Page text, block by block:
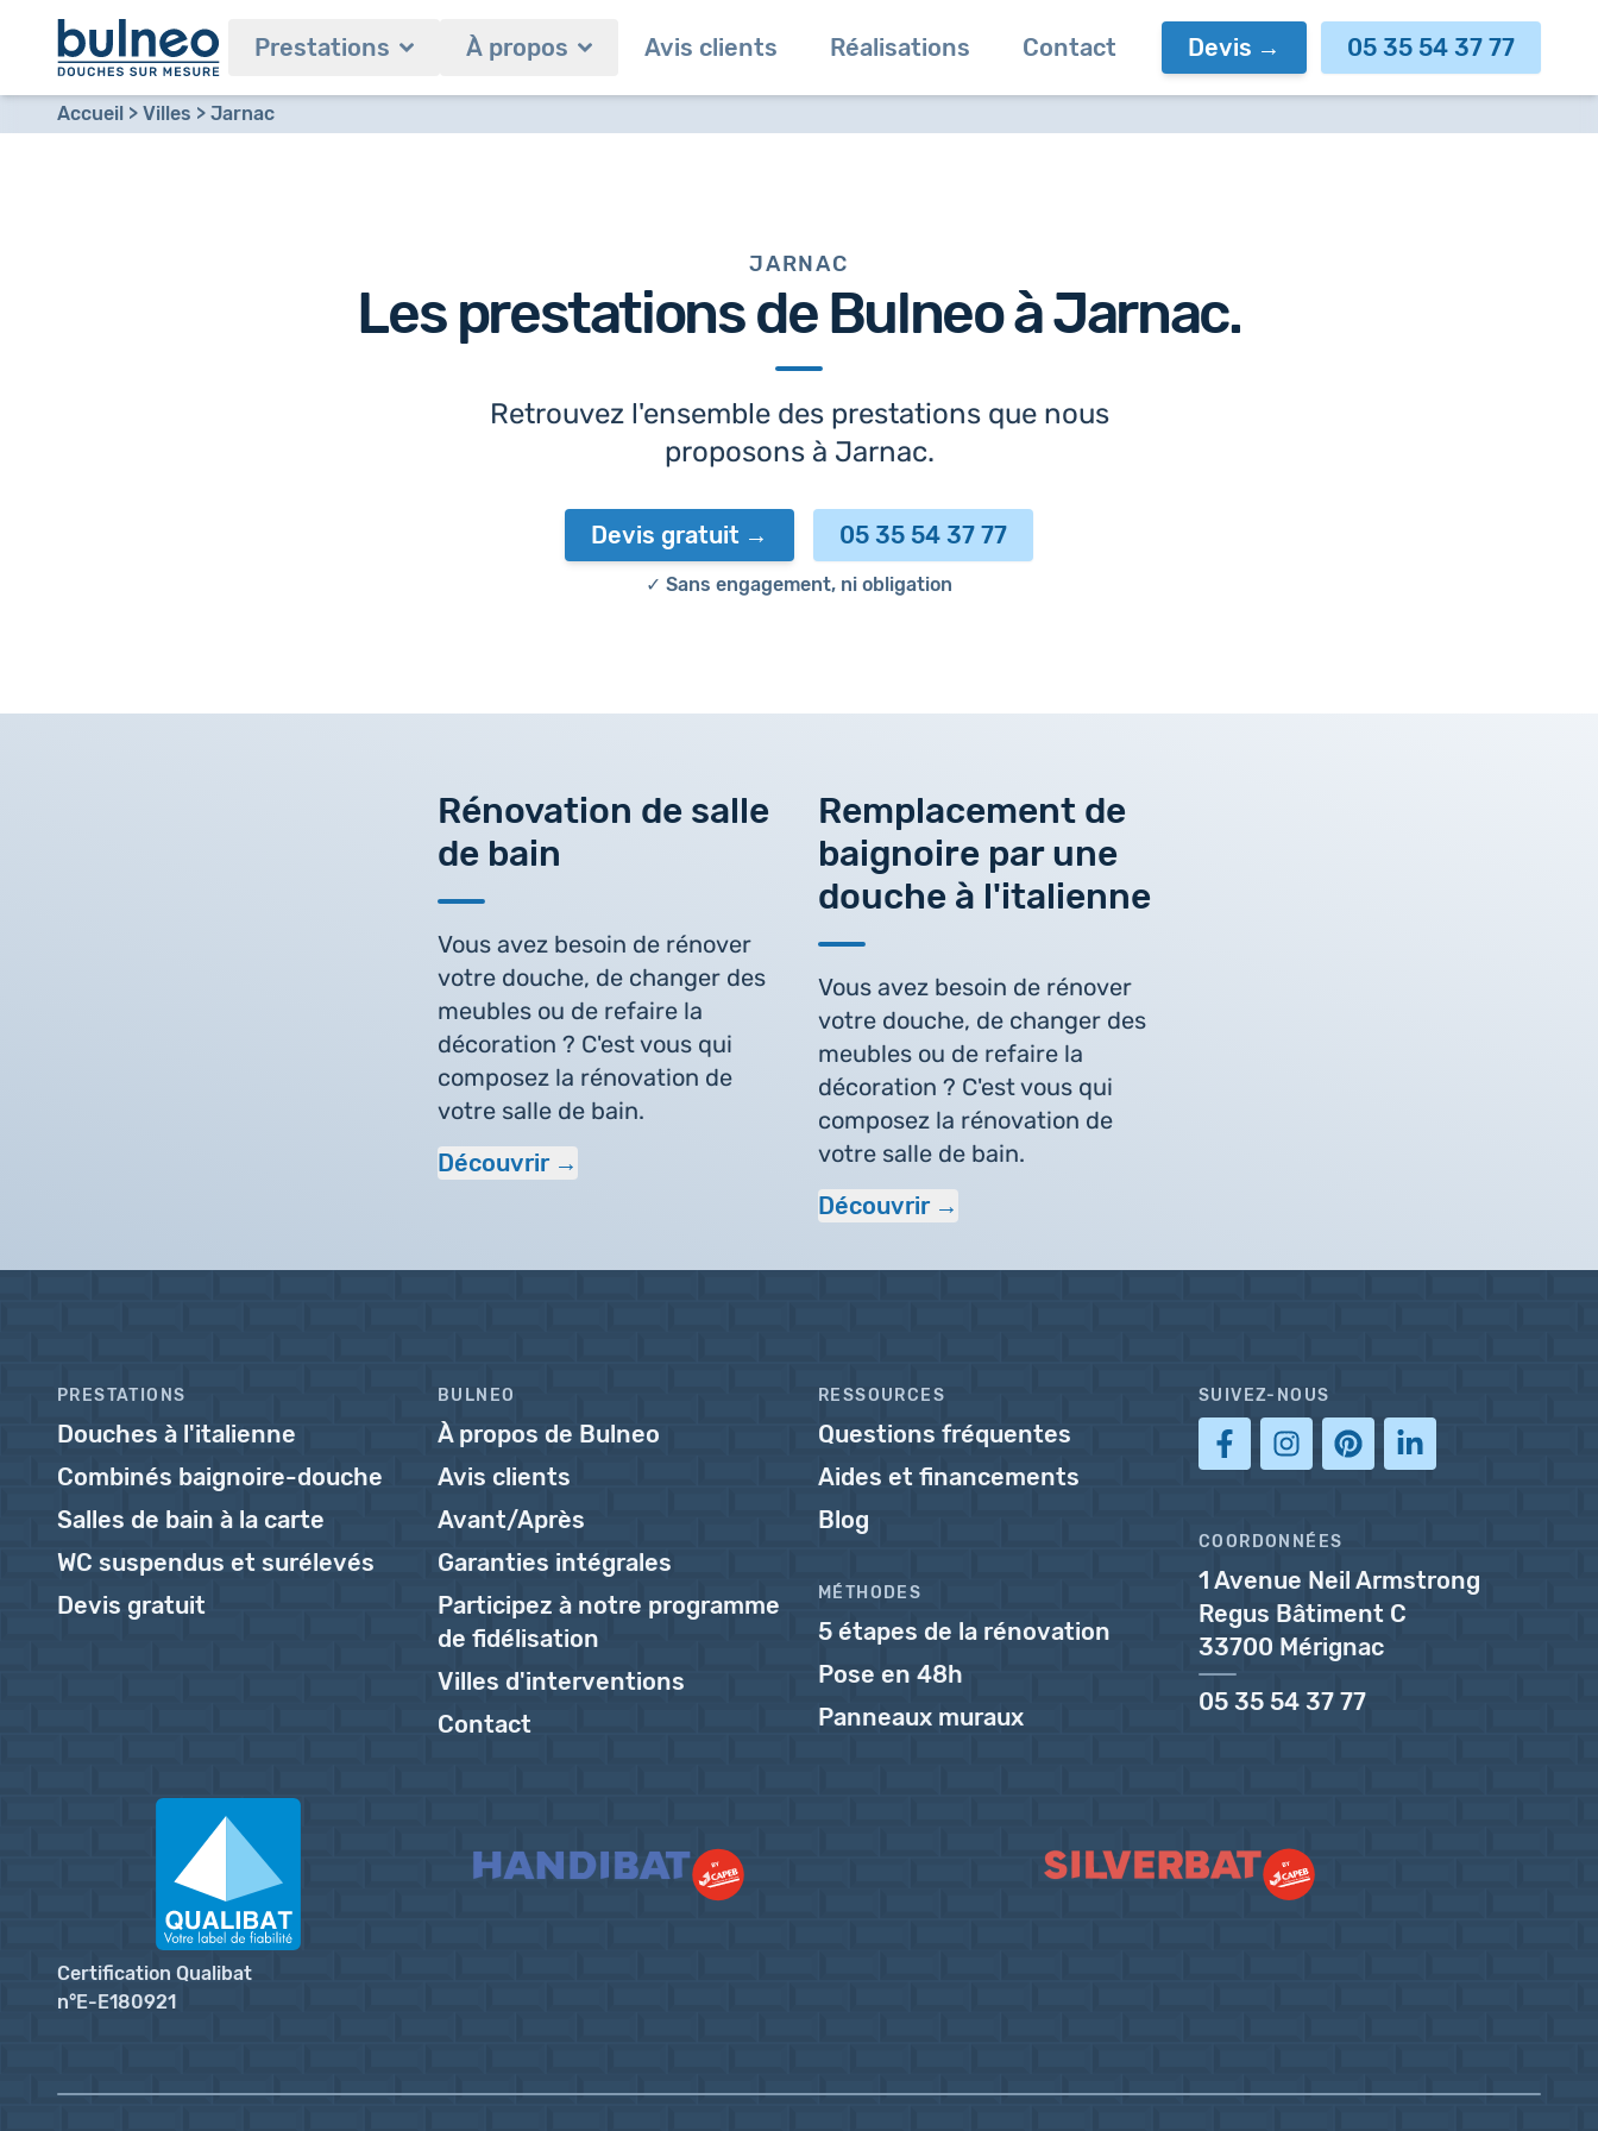
Prestations À propos Avis clients Réalisations Contact Devis 05 35 54 37 77
Accueil Villes Jarnac
JARNAC
Les prestations de Bulneo àJarnac.
Retrouvez l'ensemble des prestations que nous
proposons à Jarnac.
Devis gratuit 05 35 54 37 77
✓ Sans engagement, ni obligation
Rénovation de salle
de bain
Vous avez besoin de rénover
votre douche, de changer des
meubles ou de refaire la
décoration ? C'est vous qui
composez la rénovation de
votre salle de bain.
Découvrir
Remplacement de
baignoire par une
douche à l'italienne
Vous avez besoin de rénover
votre douche, de changer des
meubles ou de refaire la
décoration ? C'est vous qui
composez la rénovation de
votre salle de bain.
Découvrir
PRESTATIONS
Douches à l'italienne
Combinés baignoire-douche
Salles de bain à la carte
WC suspendus et surélevés
Devis gratuit
BULNEO
À propos de Bulneo
Avis clients
Avant/Après
Garanties intégrales
Participez à notre programme
de fidélisation
Villes d'interventions
Contact
RESSOURCES
Questions fréquentes
Aides et financements
Blog
MÉTHODES
5 étapes de la rénovation
Pose en 48h
Panneaux muraux
SUIVEZ-NOUS
COORDONNÉES
1 Avenue Neil Armstrong
Regus Bâtiment C
33700 Mérignac
05 35 54 37 77
Certification Qualibat
n°E-E180921